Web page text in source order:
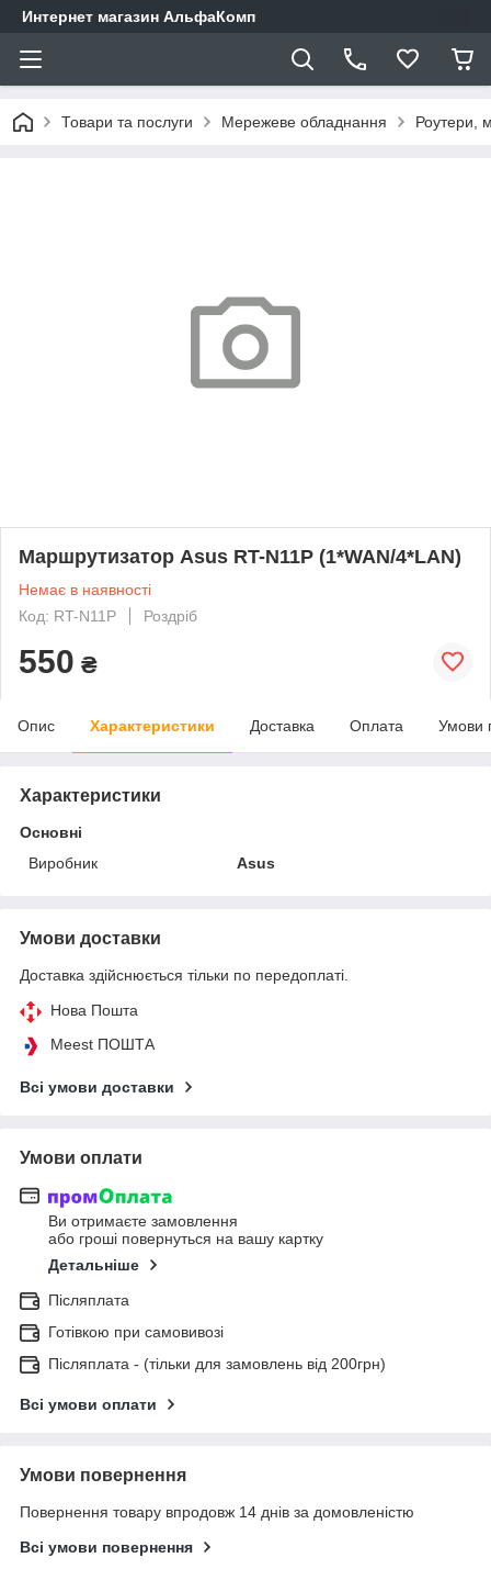
Интернет магазин АльфаКомп
Товари та послуги Мережеве обладнання Роутери,
Маршрутизатор Asus RT-N11P (1*WAN/4*LAN)
Немає в наявності
Код: RT-N11P
Роздріб
550 ₴
Опис Характеристики Доставка Оплата Умови
Характеристики
Основні
Виробник
Asus
Умови доставки
Доставка здійснюється тільки по передоплаті.
Нова Пошта
Meest ПОШТА
Всі умови доставки
Умови оплати
Ви отримаєте замовлення
або гроші повернуться на вашу картку
Детальніше
Післяплата
Готівкою при самовивозі
Післяплата - (тільки для замовлень від 200грн)
Всі умови оплати
Умови повернення
Повернення товару впродовж 14 днів за домовленістю
Всі умови повернення